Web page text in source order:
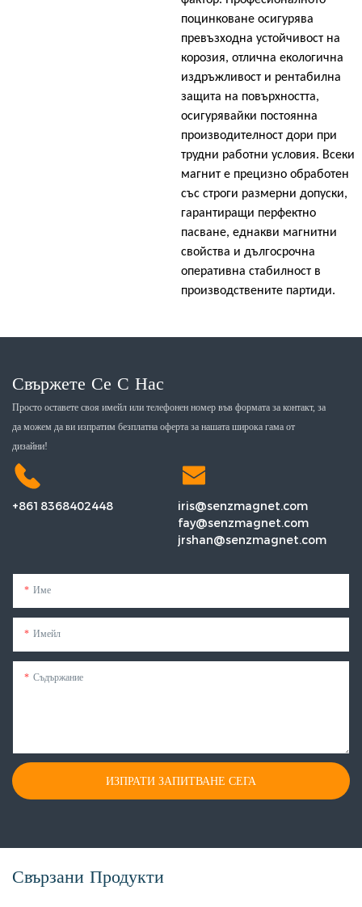
поцинковане осигурява
превъзходна устойчивост на
корозия, отлична екологична
издръжливост и рентабилна
защита на повърхността,
осигурявайки постоянна
производителност дори при
трудни работни условия. Всеки
магнит е прецизно обработен
със строги размерни допуски,
гарантиращи перфектно
пасване, еднакви магнитни
свойства и дългосрочна
оперативна стабилност в
производствените партиди.
Свържете Се С Нас
Просто оставете своя имейл или телефонен номер във формата за контакт, за
да можем да ви изпратим безплатна оферта за нашата широка гама от
дизайни!
+8618368402448
iris@senzmagnet.com
fay@senzmagnet.com
jrshan@senzmagnet.com
Име
Имейл
Съдържание
ИЗПРАТИ ЗАПИТВАНЕ СЕГА
Свързани Продукти